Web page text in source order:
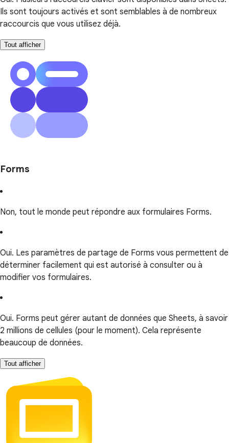
Ils sont toujours activés et sont semblables à de nombreux
raccourcis que vous utilisez déjà.
Tout afficher
Forms
Non, tout le monde peut répondre aux formulaires Forms.
Oui. Les paramètres de partage de Forms vous permettent de
déterminer facilement qui est autorisé à consulter ou à
modifier vos formulaires.
Oui. Forms peut gérer autant de données que Sheets, à savoir
2 millions de cellules (pour le moment). Cela représente
beaucoup de données.
Tout afficher